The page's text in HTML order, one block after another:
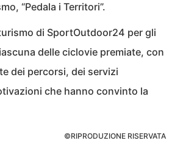
“Pedala i Territori”.
di SportOutdoor24 per gli
delle ciclovie premiate, con
dei percorsi, dei servizi
che hanno convinto la
©RIPRODUZIONE RISERVATA